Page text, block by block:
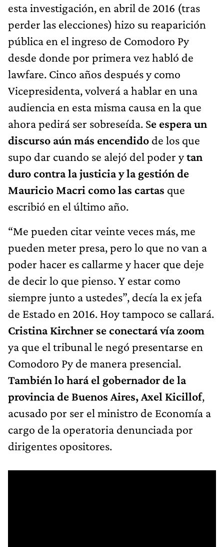
esta investigación, en abril de 2016 (tras
perder las elecciones) hizo su reaparición
pública en el ingreso de Comodoro Py
desde donde por primera vez habló de
lawfare. Cinco años después y como
Vicepresidenta, volverá a hablar en una
audiencia en esta misma causa en la que
ahora pedirá ser sobreseída. Se espera un
discurso aún más encendido de los que
supo dar cuando se alejó del poder ytan
duro contra la justicia y la gestión de
Mauricio Macri como las cartas que
escribió en el último año.
“Me pueden citar veinte veces más, me
pueden meter presa, pero lo que no van a
poder hacer es callarme y hacer que deje
de decir lo que pienso. Y estar como
siempre junto a ustedes”, decía la ex jefa
de Estado en 2016. Hoy tampoco se callará.
Cristina Kirchner se conectará vía zoom
ya que el tribunal le negó presentarse en
Comodoro Py de manera presencial.
También lo hará el gobernador de la
provincia de Buenos Aires, Axel Kicillof,
acusado por ser el ministro de Economía a
cargo de la operatoria denunciada por
dirigentes opositores.